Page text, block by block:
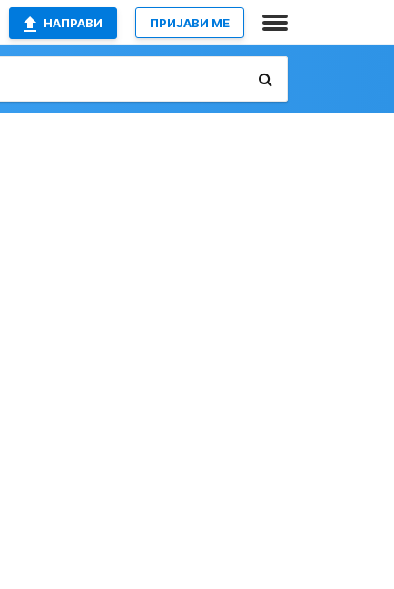
НАПРАВИ ПРИЈАВИ МЕ